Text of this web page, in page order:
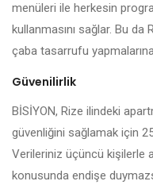
menüleri ile herkesin
kullanmasını sağlar. Bu
çaba tasarrufu
Güvenilirlik
BİSİYON, Rize ilindeki
güvenliğini sağlamak için
Verileriniz üçüncü kişilerle
konusunda endişe